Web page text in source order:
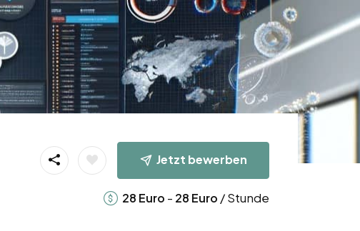
Jetzt bewerben
28 Euro - 28 Euro / Stunde